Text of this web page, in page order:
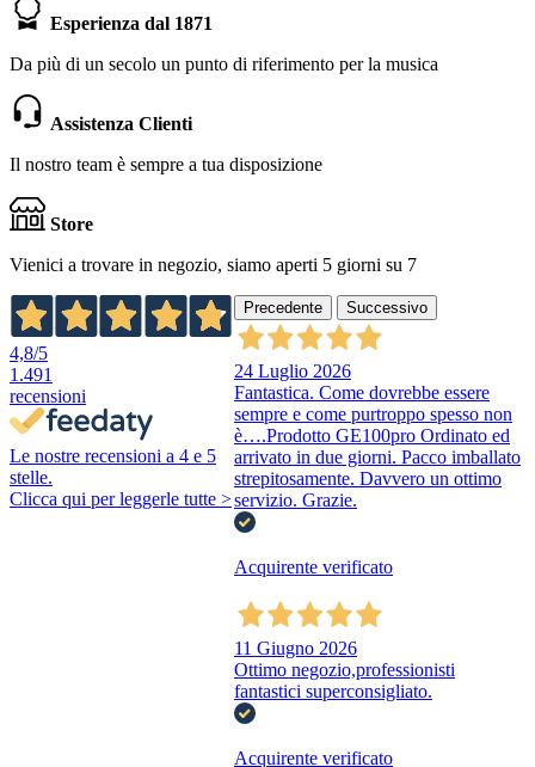
Esperienza dal 1871
Da più di un secolo un punto di riferimento per la musica
Assistenza Clienti
Il nostro team è sempre a tua disposizione
Store
Vienici a trovare in negozio, siamo aperti 5 giorni su 7
4,8/5
1.491
recensioni
Le nostre recensioni a 4 e 5
stelle.
Clicca qui per leggerle tutte >
Precedente Successivo
24 Luglio 2026
Fantastica. Come dovrebbe essere
sempre e come purtroppo spesso non
è….Prodotto GE100pro Ordinato ed
arrivato in due giorni. Pacco imballato
strepitosamente. Davvero un ottimo
servizio. Grazie.
Acquirente verificato
11 Giugno 2026
Ottimo negozio,professionisti
fantastici superconsigliato.
Acquirente verificato